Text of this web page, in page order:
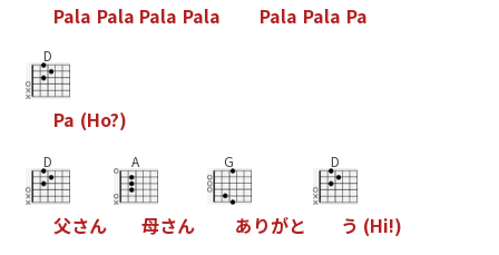
Pala Pala Pala Pala Pala Pala Pa
D
Pa (Ho?)
D
父さん
A
母さん
G
あ りがと
D
う (Hi!)